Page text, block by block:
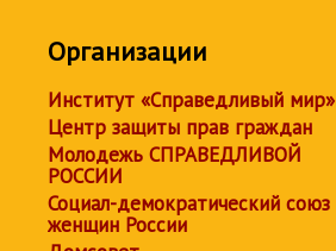
Организации
Институт «Справедливый мир»
Центр защиты прав граждан
Молодежь СПРАВЕДЛИВОЙ
РОССИИ
Социал-демократический союз
женщин России